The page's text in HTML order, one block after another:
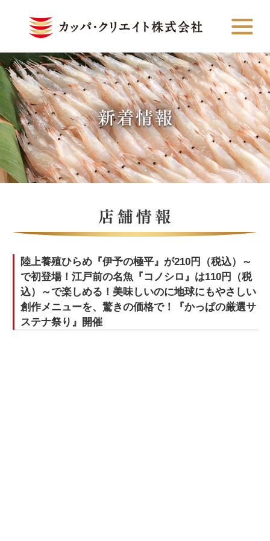
陸上養殖ひらめ『伊予の極平』が210円（税込）～
で初登場！江戸前の名魚『コノシロ』は110円（税
込）～で楽しめる！美味しいのに地球にもやさしい
創作メニューを、驚きの価格で！『かっぱの厳選サ
ステナ祭り』開催